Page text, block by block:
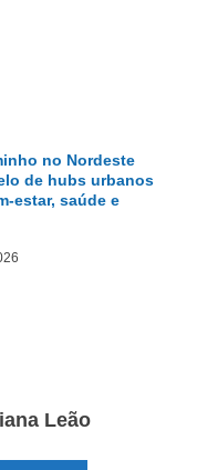
no Nordeste
de hubs urbanos
estar, saúde e
Leão